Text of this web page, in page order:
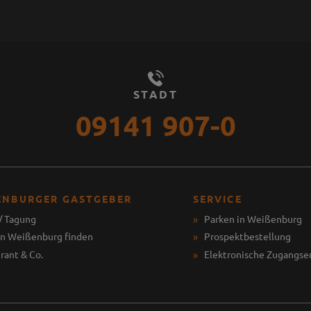
STADT
09141 907-0
GASTGEBER
Tagung
Weißenburg finden
& Co.
SERVICE
Parken in Weißenburg
Prospektbestellung
Elektronische